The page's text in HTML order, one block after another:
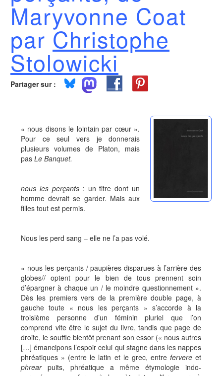
Maryvonne Coat
par Christophe
Stolowicki
Partager sur :
« nous disons le lointain par cœur ».
Pour ce seul vers je donnerais
plusieurs volumes de Platon, mais
pas Le Banquet.
nous les perçants : un titre dont un
homme devrait se garder. Mais aux
filles tout est permis.
Nous les perd sang – elle ne l’a pas volé.
« nous les perçants / paupières disparues à l’arrière des
globes// optent pour le bien de tous prennent soin
d’épargner à chaque un / le moindre questionnement ».
Dès les premiers vers de la première double page, à
gauche toute « nous les perçants » s’accorde à la
troisième personne d’un féminin pluriel que l’on
comprend vite être le sujet du livre, tandis que page de
droite, le souffle bientôt prenant son essor (« nous autres
[…] émancipons l’espoir celui qui stagne dans les nappes
phréatiques » (entre le latin et le grec, entre fervereet
phrear puits, phréatique a même étymologie indo-